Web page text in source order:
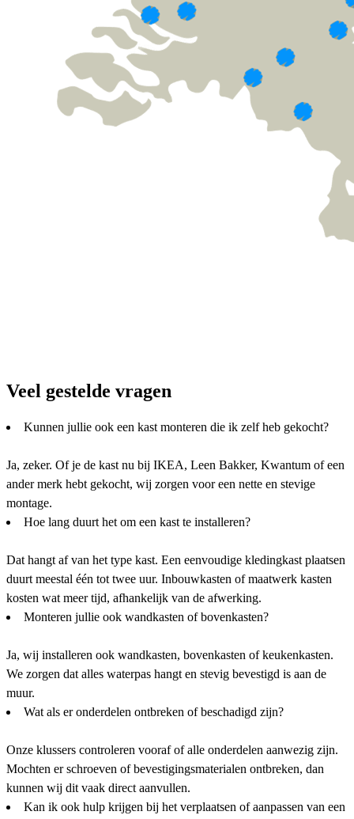
Veel gestelde vragen
Kunnen jullie ook een kast monteren die ik zelf heb gekocht?
Ja, zeker. Of je de kast nu bij IKEA, Leen Bakker, Kwantum of een
ander merk hebt gekocht, wij zorgen voor een nette en stevige
montage.
Hoe lang duurt het om een kast te installeren?
Dat hangt af van het type kast. Een eenvoudige kledingkast plaatsen
duurt meestal één tot twee uur. Inbouwkasten of maatwerk kasten
kosten wat meer tijd, afhankelijk van de afwerking.
Monteren jullie ook wandkasten of bovenkasten?
Ja, wij installeren ook wandkasten, bovenkasten of keukenkasten.
We zorgen dat alles waterpas hangt en stevig bevestigd is aan de
muur.
Wat als er onderdelen ontbreken of beschadigd zijn?
Onze klussers controleren vooraf of alle onderdelen aanwezig zijn.
Mochten er schroeven of bevestigingsmaterialen ontbreken, dan
kunnen wij dit vaak direct aanvullen.
Kan ik ook hulp krijgen bij het verplaatsen of aanpassen van een